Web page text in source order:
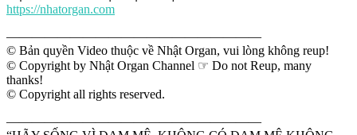
https://nhatorgan.com
————————————————————
© Bản quyền Video thuộc về Nhật Organ, vui lòng không reup!
© Copyright by Nhật Organ Channel ☞ Do not Reup, many
thanks!
© Copyright all rights reserved.
————————————————————